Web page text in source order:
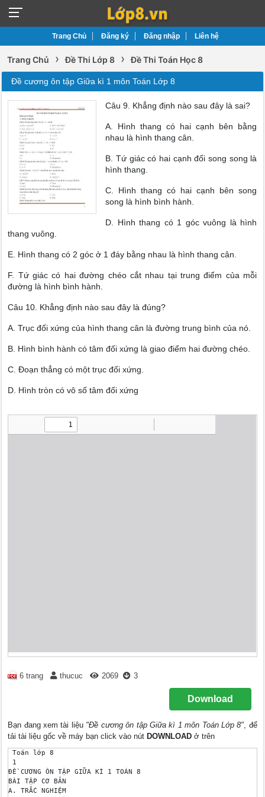
Trang Chủ Đăng ký Đăng nhập Liên hệ
Trang Chủ › Đề Thi Lớp 8 › Đề Thi Toán Học 8
Đề cương ôn tập Giữa kì 1 môn Toán Lớp 8
Câu 9. Khẳng định nào sau đây là sai?
A. Hình thang có hai cạnh bên bằng
nhau là hình thang cân.
B. Tứ giác có hai cạnh đối song song là
hình thang.
C. Hình thang có hai cạnh bên song
song là hình bình hành.
D. Hình thang có 1 góc vuông là hình
thang vuông.
E. Hình thang có 2 góc ở 1 đáy bằng nhau là hình thang cân.
F. Tứ giác có hai đường chéo cắt nhau tại trung điểm của mỗi
đường là hình bình hành.
Câu 10. Khẳng định nào sau đây là đúng?
A. Trục đối xứng của hình thang cân là đường trung bình của nó.
B. Hình bình hành có tâm đối xứng là giao điểm hai đường chéo.
C. Đoạn thẳng có một trục đối xứng.
D. Hình tròn có vô số tâm đối xứng
6 trang thucuc 2069 3
Download
Bạn đang xem tài liệu "Đề cương ôn tập Giữa kì 1 môn Toán Lớp 8", để
tải tài liệu gốc về máy bạn click vào nút DOWNLOAD ở trên
Toán lớp 8
1
ĐỀ CƯƠNG ÔN TẬP GIỮA KÌ 1 TOÁN 8
BÀI TẬP CƠ BẢN
A. TRẮC NGHIỆM